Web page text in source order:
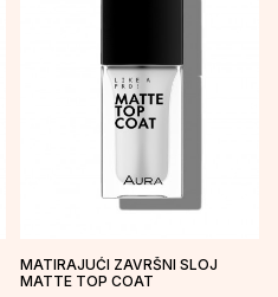
MATIRAJUĆI ZAVRŠNI SLOJ
MATTE TOP COAT